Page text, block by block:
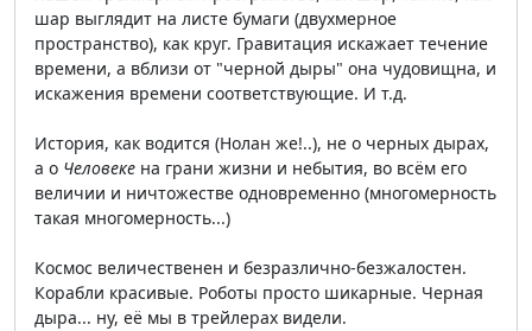
шар выглядит на листе бумаги (двухмерное
пространство), как круг. Гравитация искажает течение
времени, а вблизи от "черной дыры" она чудовищна, и
искажения времени соответствующие. И т.д.
История, как водится (Нолан же!..), не о черных дырах,
а о Человеке на грани жизни и небытия, во всём его
величии и ничтожестве одновременно (многомерность
такая многомерность...)
Космос величественен и безразлично-безжалостен.
Корабли красивые. Роботы просто шикарные. Черная
дыра... ну, её мы в трейлерах видели.